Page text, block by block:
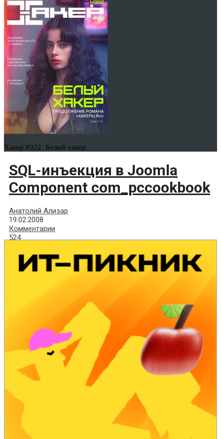
Хакер #322. Белый хакер
SQL-инъекция в Joomla
Component com_pccookbook
Анатолий Ализар
19.02.2008
Комментарии
524